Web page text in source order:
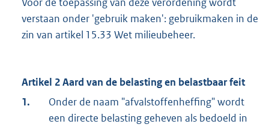
verstaan onder 'gebruik maken': gebruikmaken in de
zin van artikel 15.33 Wet milieubeheer.
Artikel 2 Aard van de belasting en belastbaar feit
1.
Onder de naam "afvalstoffenheffing" wordt
een directe belasting geheven als bedoeld in